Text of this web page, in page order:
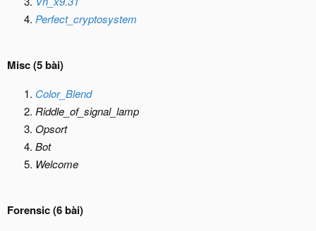
Perfect_cryptosystem
Misc (5 bài)
Color_Blend
Riddle_of_signal_lamp
Opsort
Bot
Welcome
Forensic (6 bài)